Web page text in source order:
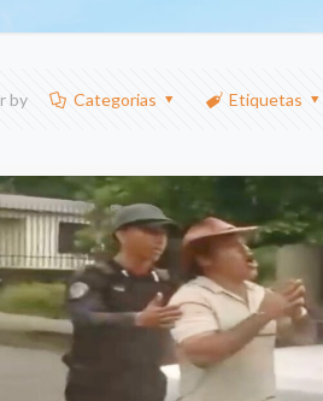
by Categorias Etiquetas